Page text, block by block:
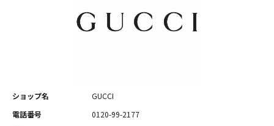
ショップ名
GUCCI
電話番号
0120-99-2177